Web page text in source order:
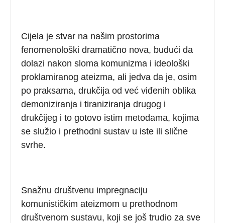
Cijela je stvar na našim prostorima
fenomenološki dramatično nova, budući da
dolazi nakon sloma komunizma i ideološki
proklamiranog ateizma, ali jedva da je, osim
po praksama, drukčija od već viđenih oblika
demoniziranja i tiraniziranja drugog i
drukčijeg i to gotovo istim metodama, kojima
se služio i prethodni sustav u iste ili slične
svrhe.
Snažnu društvenu impregnaciju
komunističkim ateizmom u prethodnom
društvenom sustavu, koji se još trudio za sve